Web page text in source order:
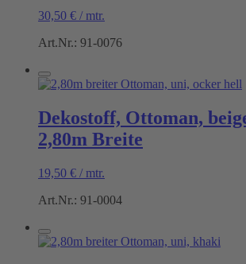
30,50 € / mtr.
Art.Nr.: 91-0076
Dekostoff, Ottoman,
2,80m Breite
19,50 € / mtr.
Art.Nr.: 91-0004